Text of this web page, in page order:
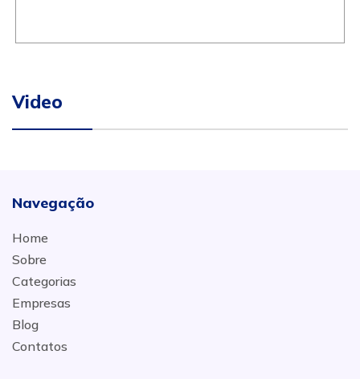
Video
Navegação
Home
Sobre
Categorias
Empresas
Blog
Contatos